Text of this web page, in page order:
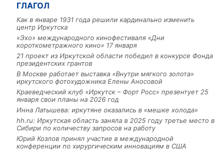
ГЛАГОЛ
Как в январе 1931 года решили кардинально изменить
центр Иркутска
«Эхо» международного кинофестиваля «Дни
короткометражного кино» 17 января
21 проект из Иркутской области победил в конкурсе Фонда
президентских грантов
В Москве работает выставка «Внутри мягкого золота»
иркутского фотохудожника Елены Аносовой
Краеведческий клуб «Иркутск – Форт Росс» презентует 25
января свои планы на 2026 год
Инна Латышева: иркутяне оказались в «мешке холода»
hh.ru: Иркутская область заняла в 2025 году третье место в
Сибири по количеству запросов на работу
Юрий Козлов принял участие в международной
конференции по хирургическим инновациям в США